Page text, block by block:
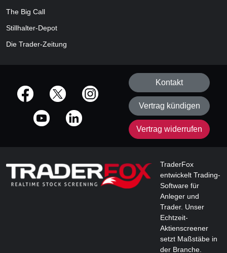
The Big Call
Stillhalter-Depot
Die Trader-Zeitung
offizielle Social Media-Accounts
Kontakt
Vertrag kündigen
Vertrag widerrufen
TraderFox
entwickelt Trading-
Software für
Anleger und
Trader. Unser
Echtzeit-
Aktienscreener
setzt Maßstäbe in
der Branche.